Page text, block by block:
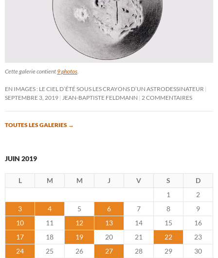
Cette galerie contient 9 photos
EN IMAGES : LE CIEL D’ÉTÉ SOUS LES CRAYONS D’UN ASTRODESSINATEUR
SEPTEMBRE 3, 2019
JEAN-BAPTISTE FELDMANN 2 COMMENTAIRES
TOUTES LES GALERIES →
JUIN 2019
L M M J V S
D
1
2
3
4 5 6 7 8
9
10
11 12 13 14 15
16
17
18 19 20 21 22
23
24
25 26 27 28 29
30